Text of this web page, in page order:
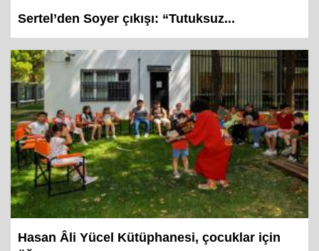
Sertel’den Soyer çıkışı: “Tutuksuz...
Hasan Âli Yücel Kütüphanesi, çocuklar için